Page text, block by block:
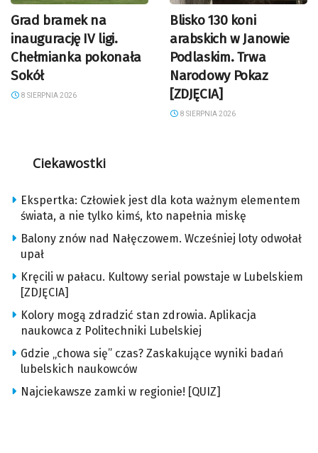
Grad bramek na
inaugurację IV ligi.
Chełmianka pokonała
Sokół
8 SIERPNIA 2026
Blisko 130 koni
arabskich w Janowie
Podlaskim. Trwa
Narodowy Pokaz
[ZDJĘCIA]
8 SIERPNIA 2026
Ciekawostki
Ekspertka: Człowiek jest dla kota ważnym elementem
świata, a nie tylko kimś, kto napełnia miskę
Balony znów nad Nałęczowem. Wcześniej loty odwołał
upał
Kręcili w pałacu. Kultowy serial powstaje w Lubelskiem
[ZDJĘCIA]
Kolory mogą zdradzić stan zdrowia. Aplikacja
naukowca z Politechniki Lubelskiej
Gdzie „chowa się” czas? Zaskakujące wyniki badań
lubelskich naukowców
Najciekawsze zamki w regionie! [QUIZ]